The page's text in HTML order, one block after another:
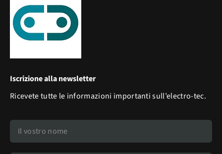
Iscrizione alla newsletter
Ricevete tutte le informazioni importanti sull’electro-tec.